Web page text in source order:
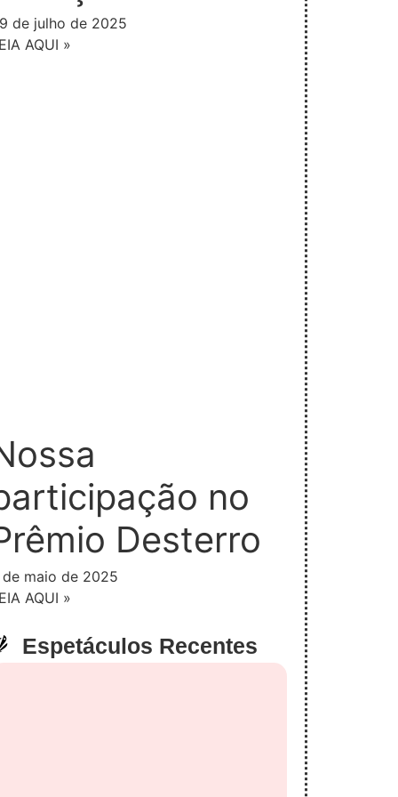
de julho de 2025
AQUI »
no
Desterro
de maio de 2025
AQUI »
Espetáculos Recentes